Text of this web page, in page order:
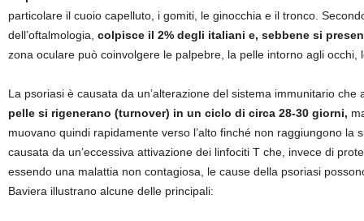
particolare il cuoio capelluto, i gomiti, le ginocchia e il tronco.
dell’oftalmologia, colpisce il 2% degli italiani e, sebbene si
zona oculare può coinvolgere le palpebre, la pelle intorno agli
La psoriasi è causata da un’alterazione del sistema immunitario
pelle si rigenerano (turnover) in un ciclo di circa 28-30 giorni,
muovano quindi rapidamente verso l’alto finché non raggiungono
causata da un’eccessiva attivazione dei linfociti T che, invece di
essendo una malattia non contagiosa, le cause della psoriasi
Baviera illustrano alcune delle principali: